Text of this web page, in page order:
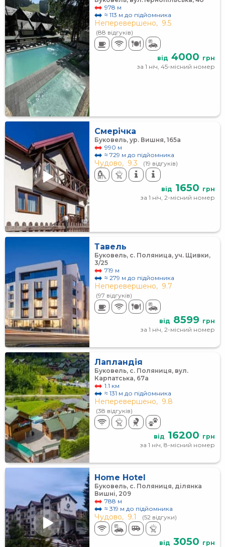
978 м
≈ 113 м до підйомника
Неперевершено, 9.5
(88 відгуків)
від 4000 грн
за 1 ніч, 45-місний номер
Смерічка
Буковель, ур. Вишня, 165а
990 м
≈ 729 м до підйомника
Чудово, 9.3 (19 відгуків)
від 1650 грн
за 1 ніч, 2-місний номер
Тавель
Буковель, с. Поляница, уч. Щивки,
3/25
719 м
≈ 279 м до підйомника
Неперевершено, 9.7
(97 відгуків)
від 8599 грн
за 1 ніч, 2-місний номер
Лапландія
Буковель, с. Поляниця, вул.
Карпатська, 67а
1.1 км
≈ 131 м до підйомника
Неперевершено, 9.8
(38 відгуків)
від 16200 грн
за 1 ніч, 8-місний номер
Home Hotel
Буковель, с. Поляниця, ділянка
Вишні, 209
788 м
≈ 319 м до підйомника
Чудово, 9.1 (52 відгуки)
від 3050 грн